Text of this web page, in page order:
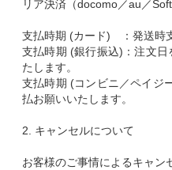
リア決済（docomo／au／
支払時期 (カード) ：発送時
支払時期 (銀行振込)：注文
たします。
支払時期 (コンビニ／ペイジ
払お願いいたします。
2. キャンセルについて
お客様のご事情によるキャン